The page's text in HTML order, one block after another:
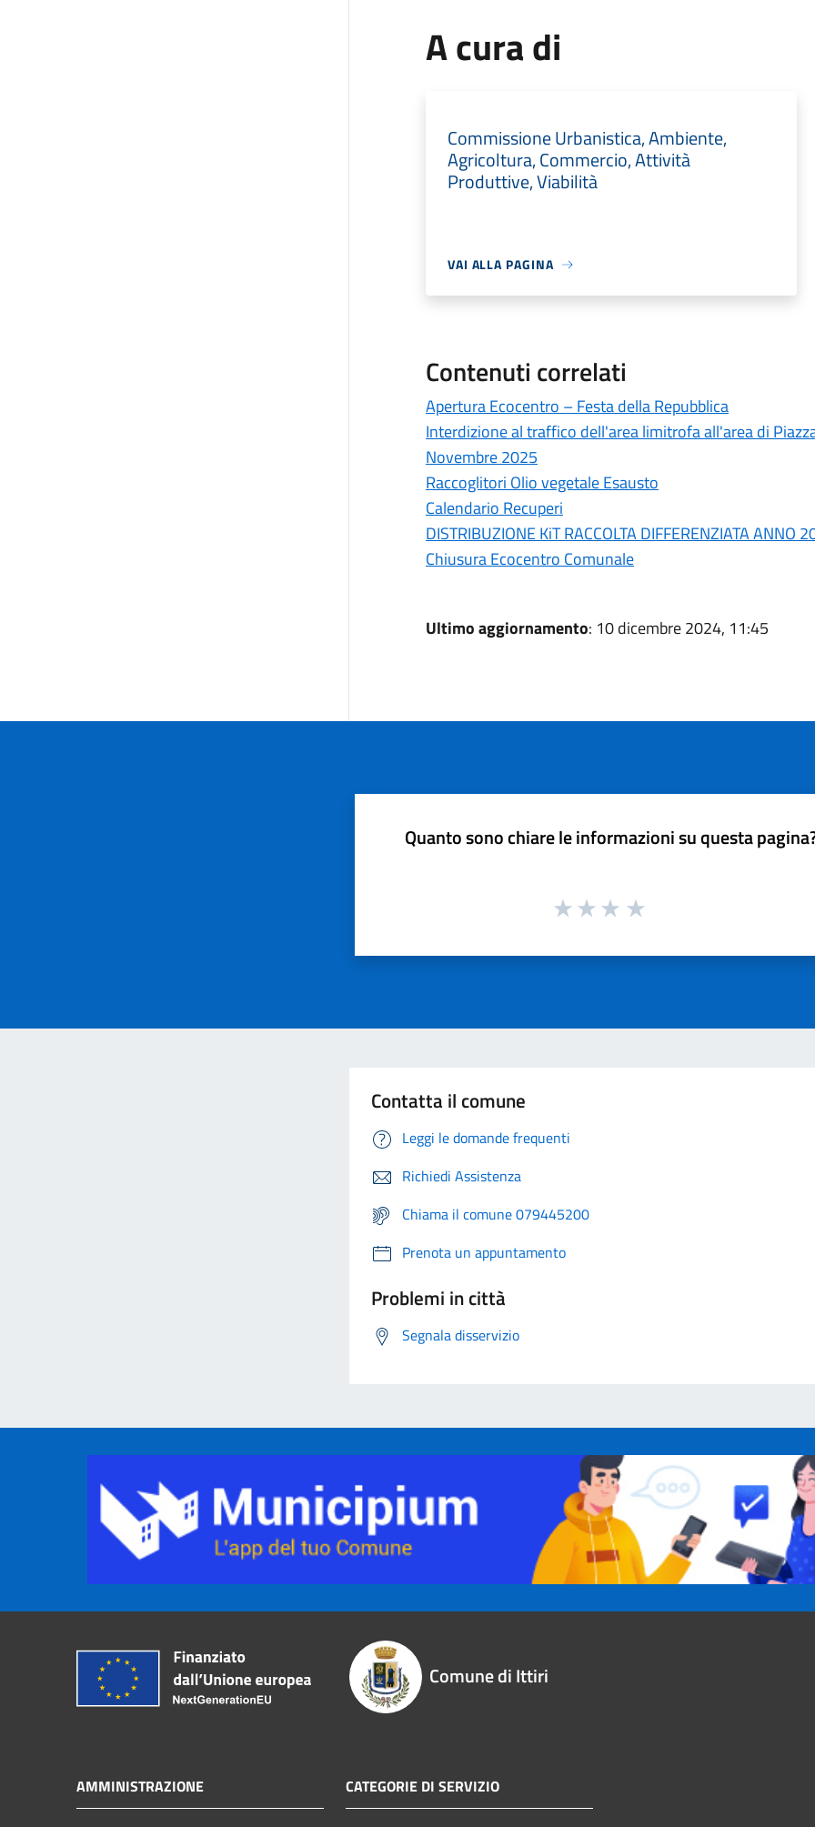
A cura di
Commissione Urbanistica, Ambiente,
Agricoltura, Commercio, Attività
Produttive, Viabilità
VAI ALLA PAGINA
Contenuti correlati
Apertura Ecocentro – Festa della Repubblica
Interdizione al traffico dell'area limitrofa all'area di
Novembre 2025
Raccoglitori Olio vegetale Esausto
Calendario Recuperi
DISTRIBUZIONE KiT RACCOLTA DIFFERENZIATA ANNO
Chiusura Ecocentro Comunale
Ultimo aggiornamento: 10 dicembre 2024, 11:45
Quanto sono chiare le informazioni su questa
Contatta il comune
Leggi le domande frequenti
Richiedi Assistenza
Chiama il comune 079445200
Prenota un appuntamento
Problemi in città
Segnala disservizio
Comune di Ittiri
AMMINISTRAZIONE CATEGORIE DI SERVIZIO